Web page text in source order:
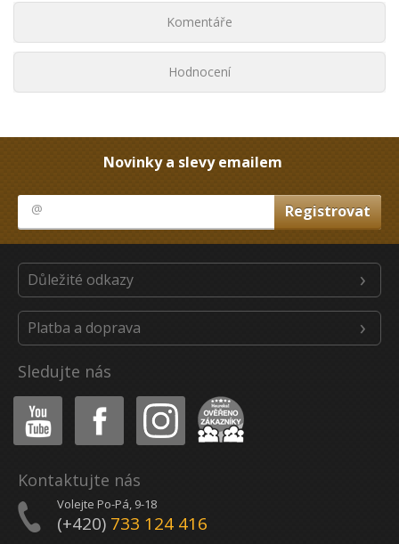
Komentáře
Hodnocení
Novinky a slevy emailem
Důležité odkazy
Platba a doprava
Sledujte nás
Youtube Facebook Instagram Heureka
Kontaktujte nás
Volejte Po-Pá, 9-18
(+420) 733 124 416